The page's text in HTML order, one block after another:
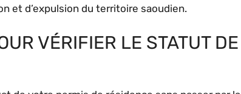
et d’expulsion du territoire saoudien.
VÉRIFIER LE STATUT DE